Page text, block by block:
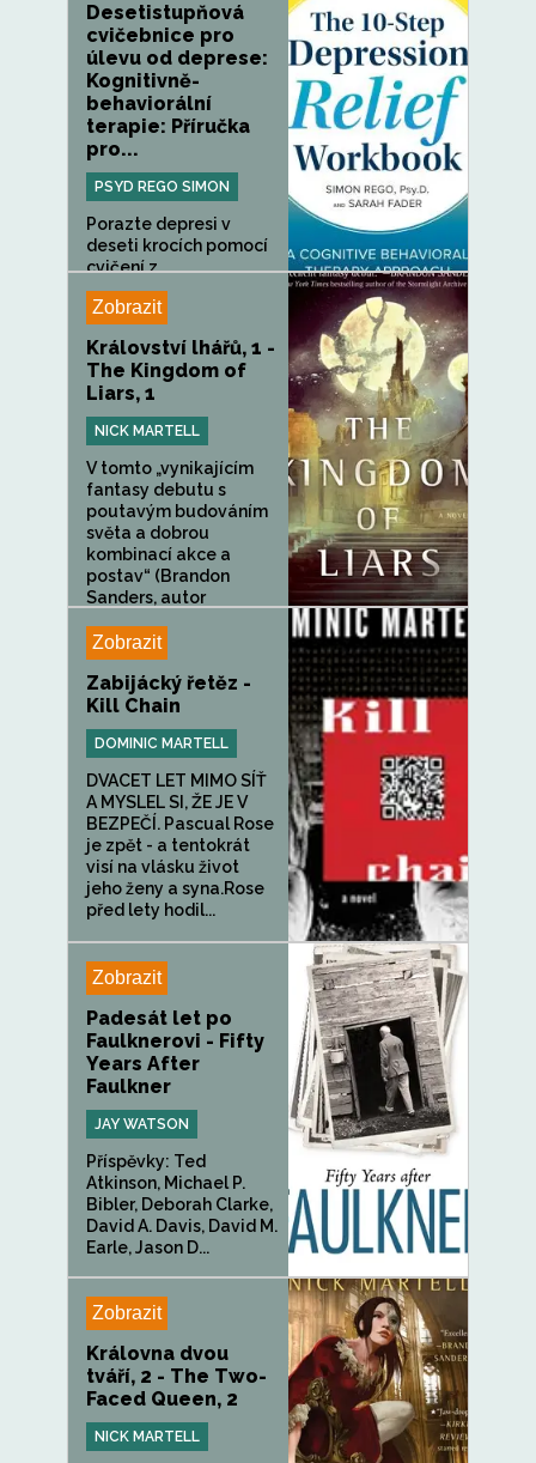
Desetistupňová
cvičebnice pro
úlevu od deprese:
Kognitivně-
behaviorální
terapie: Příručka
pro...
PSYD REGO SIMON
Porazte depresi v
deseti krocích pomocí
cvičení z...
Zobrazit
Království lhářů, 1 -
The Kingdom of
Liars, 1
NICK MARTELL
V tomto „vynikajícím
fantasy debutu s
poutavým budováním
světa a dobrou
kombinací akce a
postav“ (Brandon
Sanders, autor
Zobrazit
Zabijácký řetěz -
Kill Chain
DOMINIC MARTELL
DVACET LET MIMO SÍŤ
A MYSLEL SI, ŽE JE V
BEZPEČÍ. Pascual Rose
je zpět - a tentokrát
visí na vlásku život
jeho ženy a syna.Rose
před lety hodil...
Zobrazit
Padesát let po
Faulknerovi - Fifty
Years After
Faulkner
JAY WATSON
Příspěvky: Ted
Atkinson, Michael P.
Bibler, Deborah Clarke,
David A. Davis, David M.
Earle, Jason D...
Zobrazit
Královna dvou
tváří, 2 - The Two-
Faced Queen, 2
NICK MARTELL